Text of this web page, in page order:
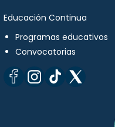
Educación Continua
Programas educativos
Convocatorias